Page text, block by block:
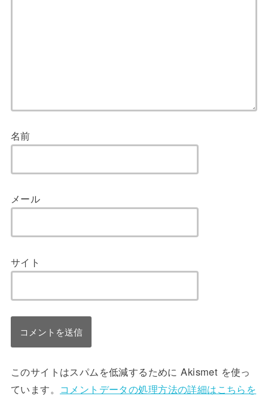
名前
メール
サイト
このサイトはスパムを低減するために Akismet を使っ
ています。 コメントデータの処理方法の詳細はこちらを